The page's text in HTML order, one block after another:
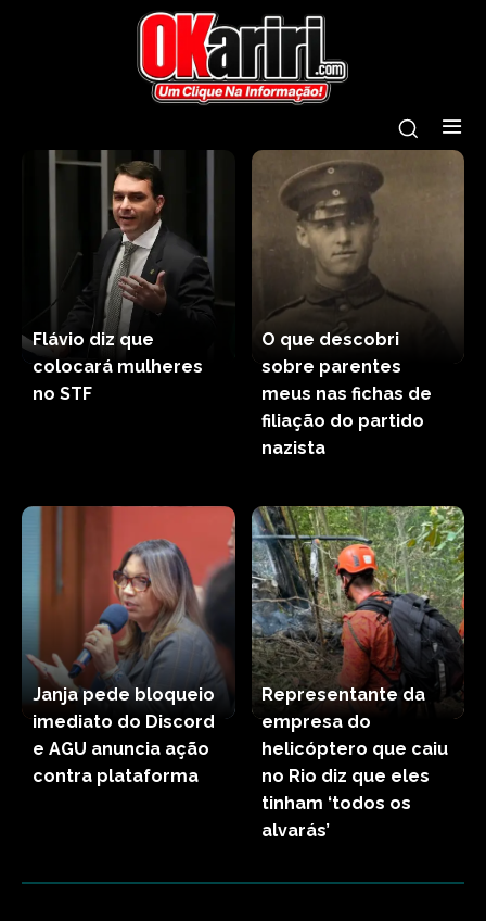
Flávio diz que
colocará mulheres
no STF
O que descobri
sobre parentes
meus nas fichas de
filiação do partido
nazista
Janja pede bloqueio
imediato do Discord
e AGU anuncia ação
contra plataforma
Representante da
empresa do
helicóptero que caiu
no Rio diz que eles
tinham ‘todos os
alvarás’